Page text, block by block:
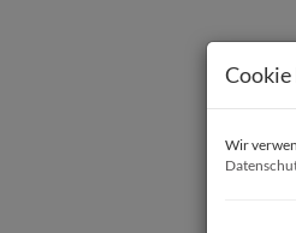
Wir